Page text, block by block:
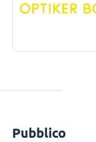
Pubblico